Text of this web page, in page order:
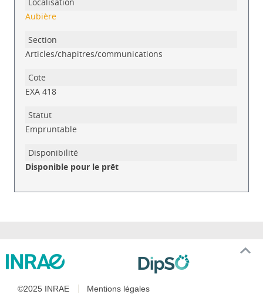
Aubière
Articles/chapitres/communications
EXA 418
Empruntable
Disponible pour le prêt
©2025 INRAE Mentions légales